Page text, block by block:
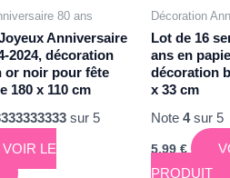
80 ans
Anniversaire
2024, décoration
or noir pour fête
180 x 110 cm
sur 5
VOIR LE
Décoration
Lot de 16
ans en
décoration
x 33 cm
Note 4sur 5
5,99€
PRODUIT